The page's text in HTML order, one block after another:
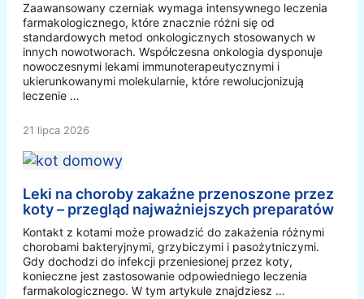
Zaawansowany czerniak wymaga intensywnego leczenia
farmakologicznego, które znacznie różni się od
standardowych metod onkologicznych stosowanych w
innych nowotworach. Współczesna onkologia dysponuje
nowoczesnymi lekami immunoterapeutycznymi i
ukierunkowanymi molekularnie, które rewolucjonizują
leczenie …
21 lipca 2026
Leki na choroby zakaźne przenoszone przez
koty – przegląd najważniejszych preparatów
Kontakt z kotami może prowadzić do zakażenia różnymi
chorobami bakteryjnymi, grzybiczymi i pasożytniczymi.
Gdy dochodzi do infekcji przeniesionej przez koty,
konieczne jest zastosowanie odpowiedniego leczenia
farmakologicznego. W tym artykule znajdziesz …